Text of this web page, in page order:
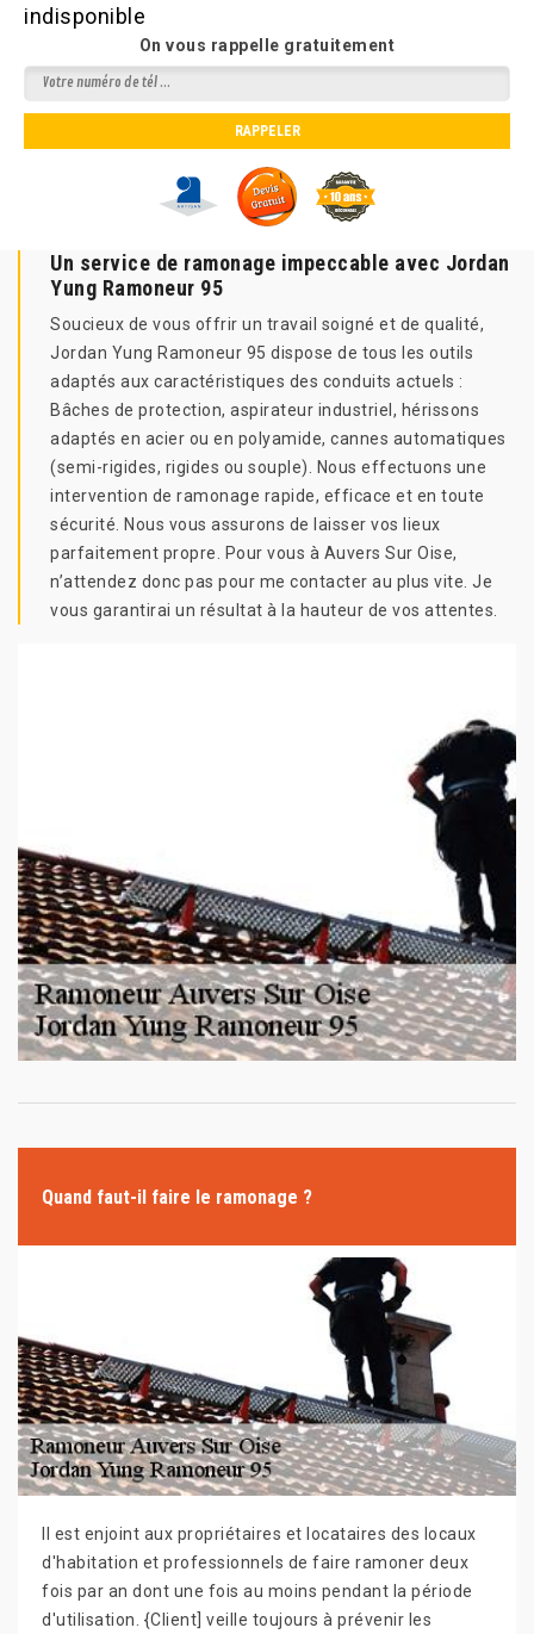
indisponible
On vous rappelle gratuitement
Un service de ramonage impeccable avec Jordan
Yung Ramoneur 95
Soucieux de vous offrir un travail soigné et de qualité,
Jordan Yung Ramoneur 95 dispose de tous les outils
adaptés aux caractéristiques des conduits actuels :
Bâches de protection, aspirateur industriel, hérissons
adaptés en acier ou en polyamide, cannes automatiques
(semi-rigides, rigides ou souple). Nous effectuons une
intervention de ramonage rapide, efficace et en toute
sécurité. Nous vous assurons de laisser vos lieux
parfaitement propre. Pour vous à Auvers Sur Oise,
n’attendez donc pas pour me contacter au plus vite. Je
vous garantirai un résultat à la hauteur de vos attentes.
Quand faut-il faire le ramonage ?
Il est enjoint aux propriétaires et locataires des locaux
d'habitation et professionnels de faire ramoner deux
fois par an dont une fois au moins pendant la période
d'utilisation. {Client] veille toujours à prévenir les